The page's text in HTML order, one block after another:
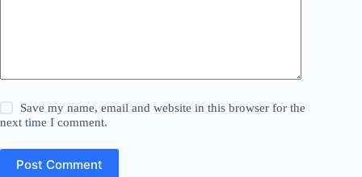
Save my name, email and website in this browser for the
next time I comment.
Post Comment